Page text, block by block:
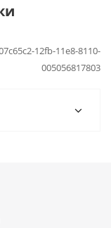
12fb-11e8-8110-
005056817803